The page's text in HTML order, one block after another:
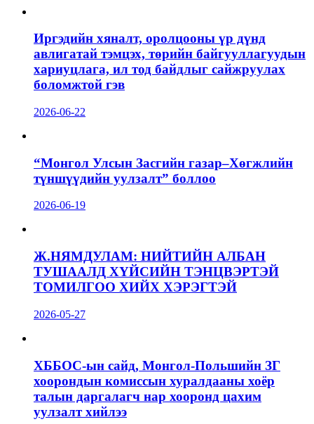
Иргэдийн хяналт, оролцооны үр дүнд
авлигатай тэмцэх, төрийн байгууллагуудын
хариуцлага, ил тод байдлыг сайжруулах
боломжтой гэв
2026-06-22
“Монгол Улсын Засгийн газар–Хөгжлийн
түншүүдийн уулзалт” боллоо
2026-06-19
Ж.НЯМДУЛАМ: НИЙТИЙН АЛБАН
ТУШААЛД ХҮЙСИЙН ТЭНЦВЭРТЭЙ
ТОМИЛГОО ХИЙХ ХЭРЭГТЭЙ
2026-05-27
ХББОС-ын сайд, Монгол-Польшийн ЗГ
хоорондын комиссын хуралдааны хоёр
талын даргалагч нар хооронд цахим
уулзалт хийлээ